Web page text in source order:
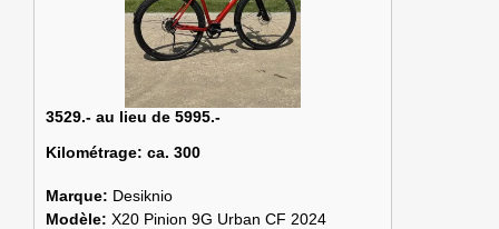
3529.- au lieu de 5995.-
Kilométrage: ca. 300
Marque: Desiknio
Modèle: X20 Pinion 9G Urban CF 2024